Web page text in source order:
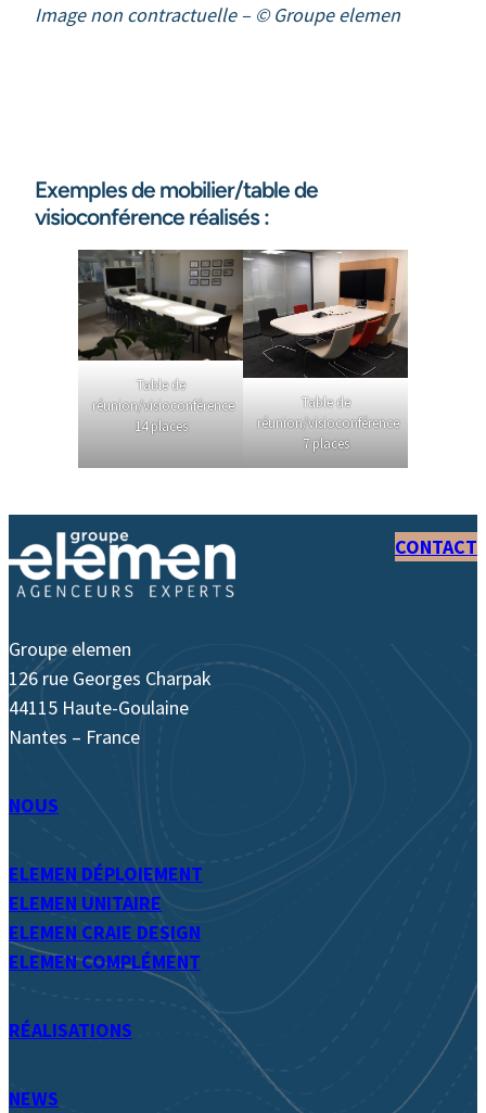
Image non contractuelle – © Groupe elemen
Exemples de mobilier/table de
visioconférence réalisés :
Table de
réunion/visioconférence
14 places
Table de
réunion/visioconférence
7 places
CONTACT
Groupe elemen
126 rue Georges Charpak
44115 Haute-Goulaine
Nantes – France
NOUS
ELEMEN DÉPLOIEMENT
ELEMEN UNITAIRE
ELEMEN CRAIE DESIGN
ELEMEN COMPLÉMENT
RÉALISATIONS
NEWS